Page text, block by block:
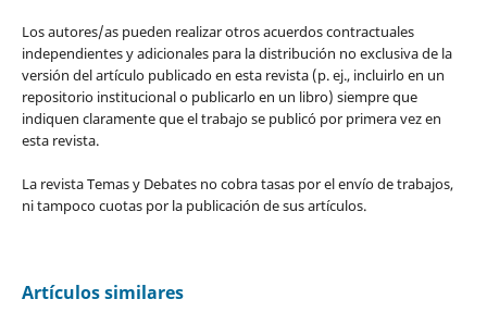
Los autores/as pueden realizar otros acuerdos contractuales
independientes y adicionales para la distribución no exclusiva de la
versión del artículo publicado en esta revista (p. ej., incluirlo en un
repositorio institucional o publicarlo en un libro) siempre que
indiquen claramente que el trabajo se publicó por primera vez en
esta revista.
La revista Temas y Debates no cobra tasas por el envío de trabajos,
ni tampoco cuotas por la publicación de sus artículos.
Artículos similares